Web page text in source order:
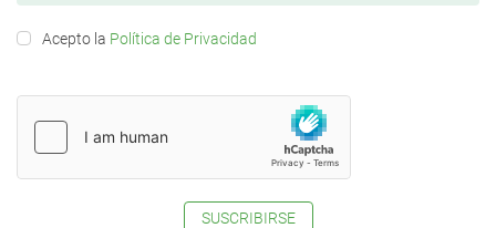
Acepto la Política de Privacidad
SUSCRIBIRSE